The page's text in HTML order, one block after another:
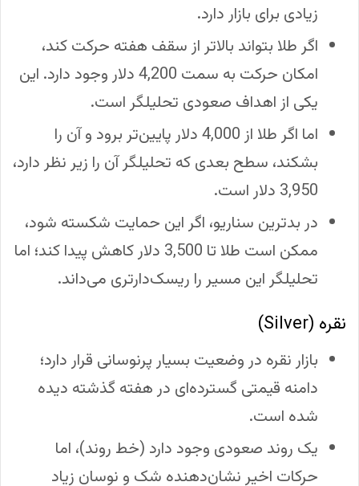
زیادی برای بازار دارد.
اگر طلا بتواند بالاتر از سقف هفته حرکت کند،
امکان حرکت به سمت 4,200 دلار وجود دارد. این
یکی از اهداف صعودی تحلیلگر است.
اما اگر طلا از 4,000 دلار پایین‌تر برود و آن را
بشکند، سطح بعدی که تحلیلگر آن را زیر نظر دارد،
3,950 دلار است.
در بدترین سناریو، اگر این حمایت شکسته شود،
ممکن است طلا تا 3,500 دلار کاهش پیدا کند؛ اما
تحلیلگر این مسیر را ریسک‌دارتری می‌داند.
نقره (Silver)
بازار نقره در وضعیت بسیار پرنوسانی قرار دارد؛
دامنه قیمتی گسترده‌ای در هفته گذشته دیده
شده است.
یک روند صعودی وجود دارد (خط روند)، اما
حرکات اخیر نشان‌دهنده شک و نوسان زیاد